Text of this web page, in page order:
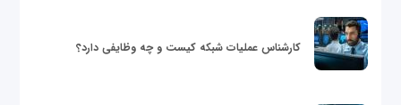
کارشناس عملیات شبکه کیست و چه وظایفی دارد؟